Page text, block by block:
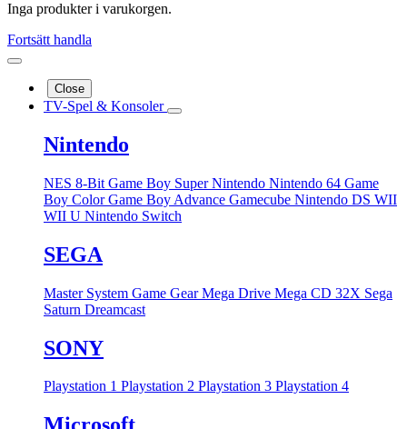
Inga produkter i varukorgen.
Fortsätt handla
Close
TV-Spel & Konsoler
Nintendo
NES 8-Bit Game Boy Super Nintendo Nintendo 64 Game
Boy ColorGame Boy Advance Gamecube Nintendo DS WII
WII U Nintendo Switch
SEGA
Master System Game GearMega Drive Mega CD 32X Sega
Saturn Dreamcast
SONY
Playstation 1 Playstation 2 Playstation 3 Playstation 4